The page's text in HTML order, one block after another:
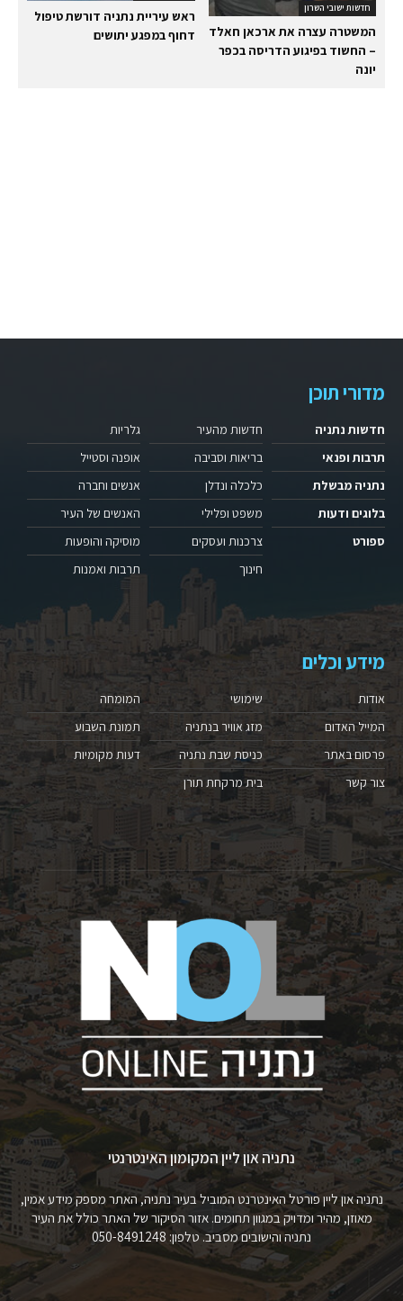
ראש עיריית נתניה דורשת טיפול
דחוף במפגע יתושים
חדשות ישובי השרון
המשטרה עצרה את ארכאן חאלד
– החשוד בפיגוע הדריסה בכפר
יונה
מדורי תוכן
חדשות נתניה
תרבות ופנאי
נתניה מבשלת
בלוגים ודעות
ספורט
חדשות מהעיר
בריאות וסביבה
כלכלה ונדלן
משפט ופלילי
צרכנות ועסקים
חינוך
גלריות
אופנה וסטייל
אנשים וחברה
האנשים של העיר
מוסיקה והופעות
תרבות ואמנות
מידע וכלים
אודות
המייל האדום
פרסום באתר
צור קשר
שימושי
מזג אוויר בנתניה
כניסת שבת נתניה
בית מרקחת תורן
המומחה
תמונת השבוע
דעות מקומיות
נתניה און ליין המקומון האינטרנטי
נתניה און ליין פורטל האינטרנט המוביל בעיר נתניה, האתר מספק מידע אמין,
מאוזן, מהיר ומדויק במגוון תחומים. אזור הסיקור של האתר כולל את העיר
נתניה והישובים מסביב. טלפון: 050-8491248